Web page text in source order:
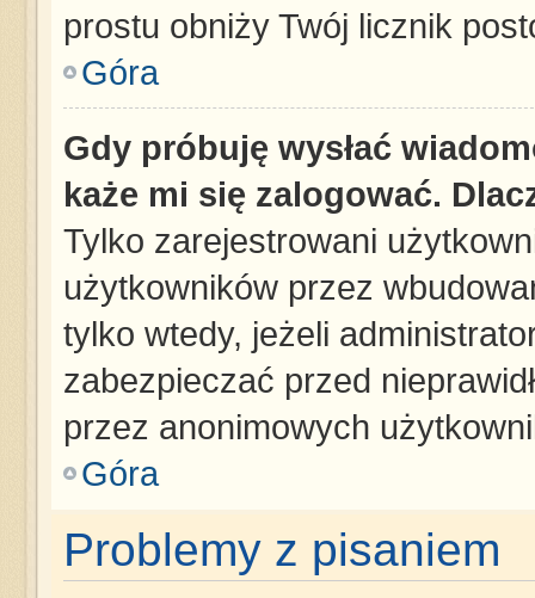
prostu obniży Twój licznik
Góra
Gdy próbuję wysłać
każe mi się zalogować.
Tylko zarejestrowani
użytkowników przez
tylko wtedy, jeżeli
zabezpieczać przed
przez anonimowych
Góra
Problemy z pisaniem